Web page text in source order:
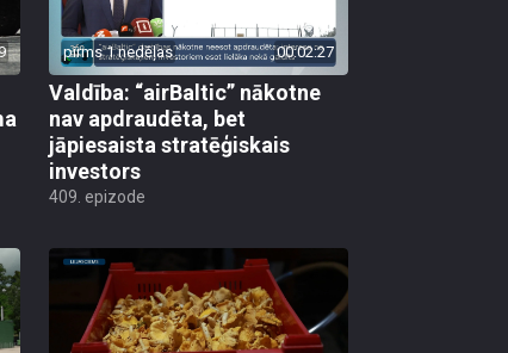
pirms 1 nedēļas 00:02:27
Valdība: “airBaltic” nākotne
nav apdraudēta, bet
jāpiesaista stratēģiskais
investors
409. epizode